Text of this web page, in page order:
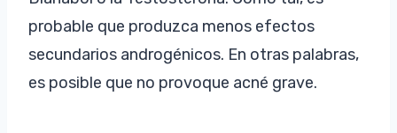
probable que produzca menos efectos
secundarios androgénicos. En otras palabras,
es posible que no provoque acné grave.